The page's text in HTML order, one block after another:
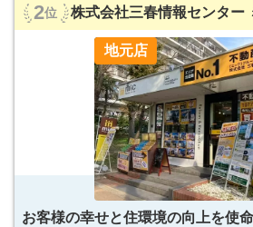
2位 株式会社三春情報センター
地元店
お客様の幸せと住環境の向上を使